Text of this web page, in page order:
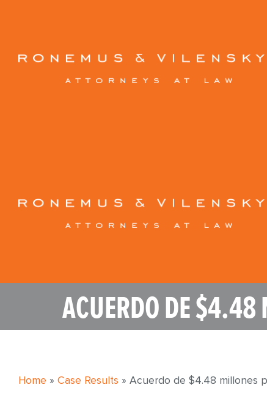
ACUERDO DE $4.48
Home » Case Results » Acuerdo de $4.48 millones